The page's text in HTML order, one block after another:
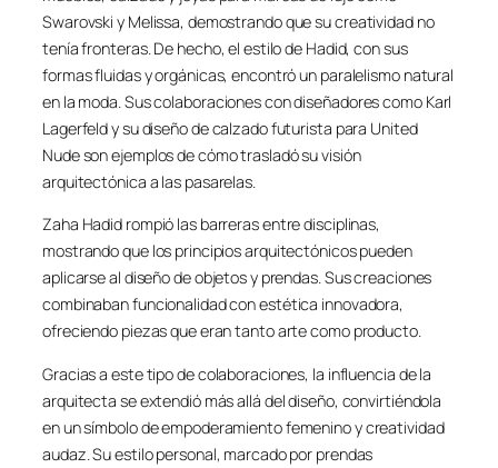
Swarovski y Melissa, demostrando que su creatividad no
tenía fronteras. De hecho, el estilo de Hadid, con sus
formas fluidas y orgánicas, encontró un paralelismo natural
en la moda. Sus colaboraciones con diseñadores como Karl
Lagerfeld y su diseño de calzado futurista para United
Nude son ejemplos de cómo trasladó su visión
arquitectónica a las pasarelas.
Zaha Hadid rompió las barreras entre disciplinas,
mostrando que los principios arquitectónicos pueden
aplicarse al diseño de objetos y prendas. Sus creaciones
combinaban funcionalidad con estética innovadora,
ofreciendo piezas que eran tanto arte como producto.
Gracias a este tipo de colaboraciones, la influencia de la
arquitecta se extendió más allá del diseño, convirtiéndola
en un símbolo de empoderamiento femenino y creatividad
audaz. Su estilo personal, marcado por prendas